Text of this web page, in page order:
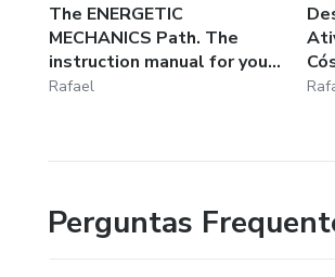
The ENERGETIC
MECHANICS Path. The
instruction manual for you...
Rafael
Perguntas